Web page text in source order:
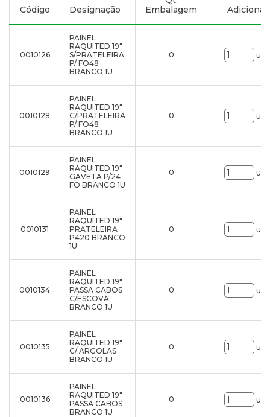
Código Designação
Embalagem
Adicionar
0010126
PAINEL
RAQUITED 19"
S/PRATELEIRA
P/ FO48
BRANCO 1U
0
0010128
PAINEL
RAQUITED 19"
C/PRATELEIRA
P/ FO48
BRANCO 1U
0
0010129
PAINEL
RAQUITED 19"
GAVETA P/24
FO BRANCO 1U
0
0010131
PAINEL
RAQUITED 19"
PRATELEIRA
P420 BRANCO
1U
0
0010134
PAINEL
RAQUITED 19"
PASSA CABOS
C/ESCOVA
BRANCO 1U
0
0010135
PAINEL
RAQUITED 19"
C/ ARGOLAS
BRANCO 1U
0
0010136
PAINEL
RAQUITED 19"
PASSA CABOS
BRANCO 1U
0